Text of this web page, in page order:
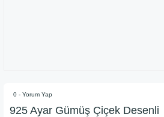
0 - Yorum Yap
​925 Ayar Gümüş Çiçek Desenli